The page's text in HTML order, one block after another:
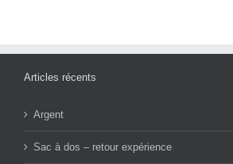
Articles récents
Argent
Sac à dos – retour expérience